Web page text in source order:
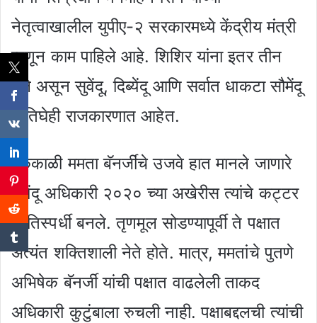
नेतृत्वाखालील युपीए-२ सरकारमध्ये केंद्रीय मंत्री
म्हणून काम पाहिले आहे. शिशिर यांना इतर तीन
मुले असून सुवेंदू, दिब्येंदू आणि सर्वात धाकटा सौमेंदू
हे तिघेही राजकारणात आहेत.
एकेकाळी ममता बॅनर्जींचे उजवे हात मानले जाणारे
सुवेंदू अधिकारी २०२० च्या अखेरीस त्यांचे कट्टर
प्रतिस्पर्धी बनले. तृणमूल सोडण्यापूर्वी ते पक्षात
अत्यंत शक्तिशाली नेते होते. मात्र, ममतांचे पुतणे
अभिषेक बॅनर्जी यांची पक्षात वाढलेली ताकद
अधिकारी कुटुंबाला रुचली नाही. पक्षाबद्दलची त्यांची